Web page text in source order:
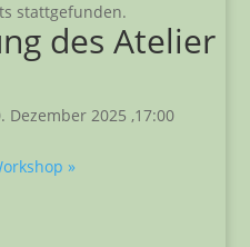
stattgefunden.
des Atelier
Dezember 2025 ,17:00
»